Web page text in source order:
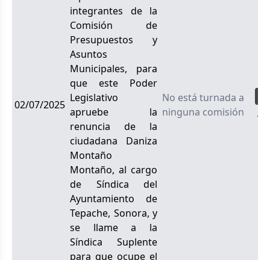
02/07/2025
integrantes de la
Comisión de
Presupuestos y
Asuntos
Municipales, para
que este Poder
Legislativo
apruebe la
renuncia de la
ciudadana Daniza
Montaño
Montaño, al cargo
de Síndica del
Ayuntamiento de
Tepache, Sonora, y
se llame a la
Síndica Suplente
para que ocupe el
No está turnada a
ninguna comisión